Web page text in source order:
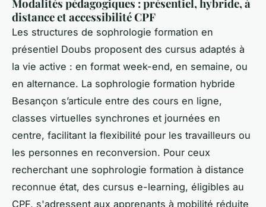
Modalités pédagogiques : présentiel, hybride, à
distance et accessibilité CPF
Les structures de sophrologie formation en
présentiel Doubs proposent des cursus adaptés à
la vie active : en format week-end, en semaine, ou
en alternance. La sophrologie formation hybride
Besançon s’articule entre des cours en ligne,
classes virtuelles synchrones et journées en
centre, facilitant la flexibilité pour les travailleurs ou
les personnes en reconversion. Pour ceux
recherchant une sophrologie formation à distance
reconnue état, des cursus e-learning, éligibles au
CPF, s'adressent aux apprenants à mobilité réduite